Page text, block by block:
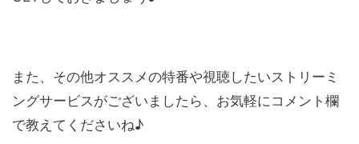
また、その他オススメの特番や視聴したいストリーミ
ングサービスがございましたら、お気軽にコメント欄
で教えてくださいね♪